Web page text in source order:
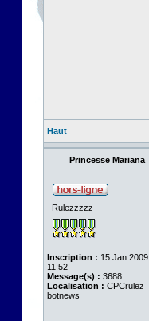
Haut
Princesse Mariana
Rulezzzzz
Inscription : 15 Jan 2009,
11:52
Message(s) : 3688
Localisation : CPCrulez
botnews